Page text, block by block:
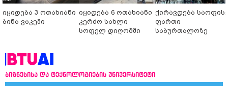
იყიდება 3 ოთახიანი
ბინა ვაკეში
იყიდება 6 ოთახიანი
კერძო სახლი
სოფელ დიღომში
ქირავდება
ფართი
საბურთალოზე
ბიზნესისა და ტექნოლოგიების უნივერსიტეტი